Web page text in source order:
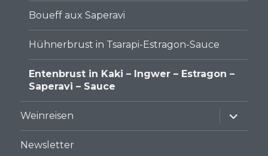
Boueff aux Saperavi
Hühnerbrust in Tsarapi-Estragon-Sauce
Entenbrust in Kaki – Ingwer – Estragon –
Saperavi – Sauce
Weinreisen
Newsletter